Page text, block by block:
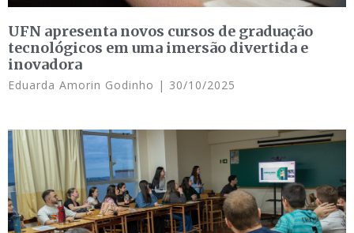
UFN apresenta novos cursos de graduação
tecnológicos em uma imersão divertida e
inovadora
Eduarda Amorin Godinho 30/10/2025